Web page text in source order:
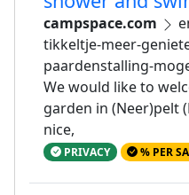
campspace.com
tikkeltje-meer-
paardenstalling-
We would like to
garden in (Neer)pelt
nice,
PRIVACY % PER